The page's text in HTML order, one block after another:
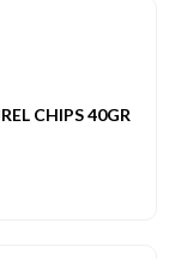
CHIPS 40GR